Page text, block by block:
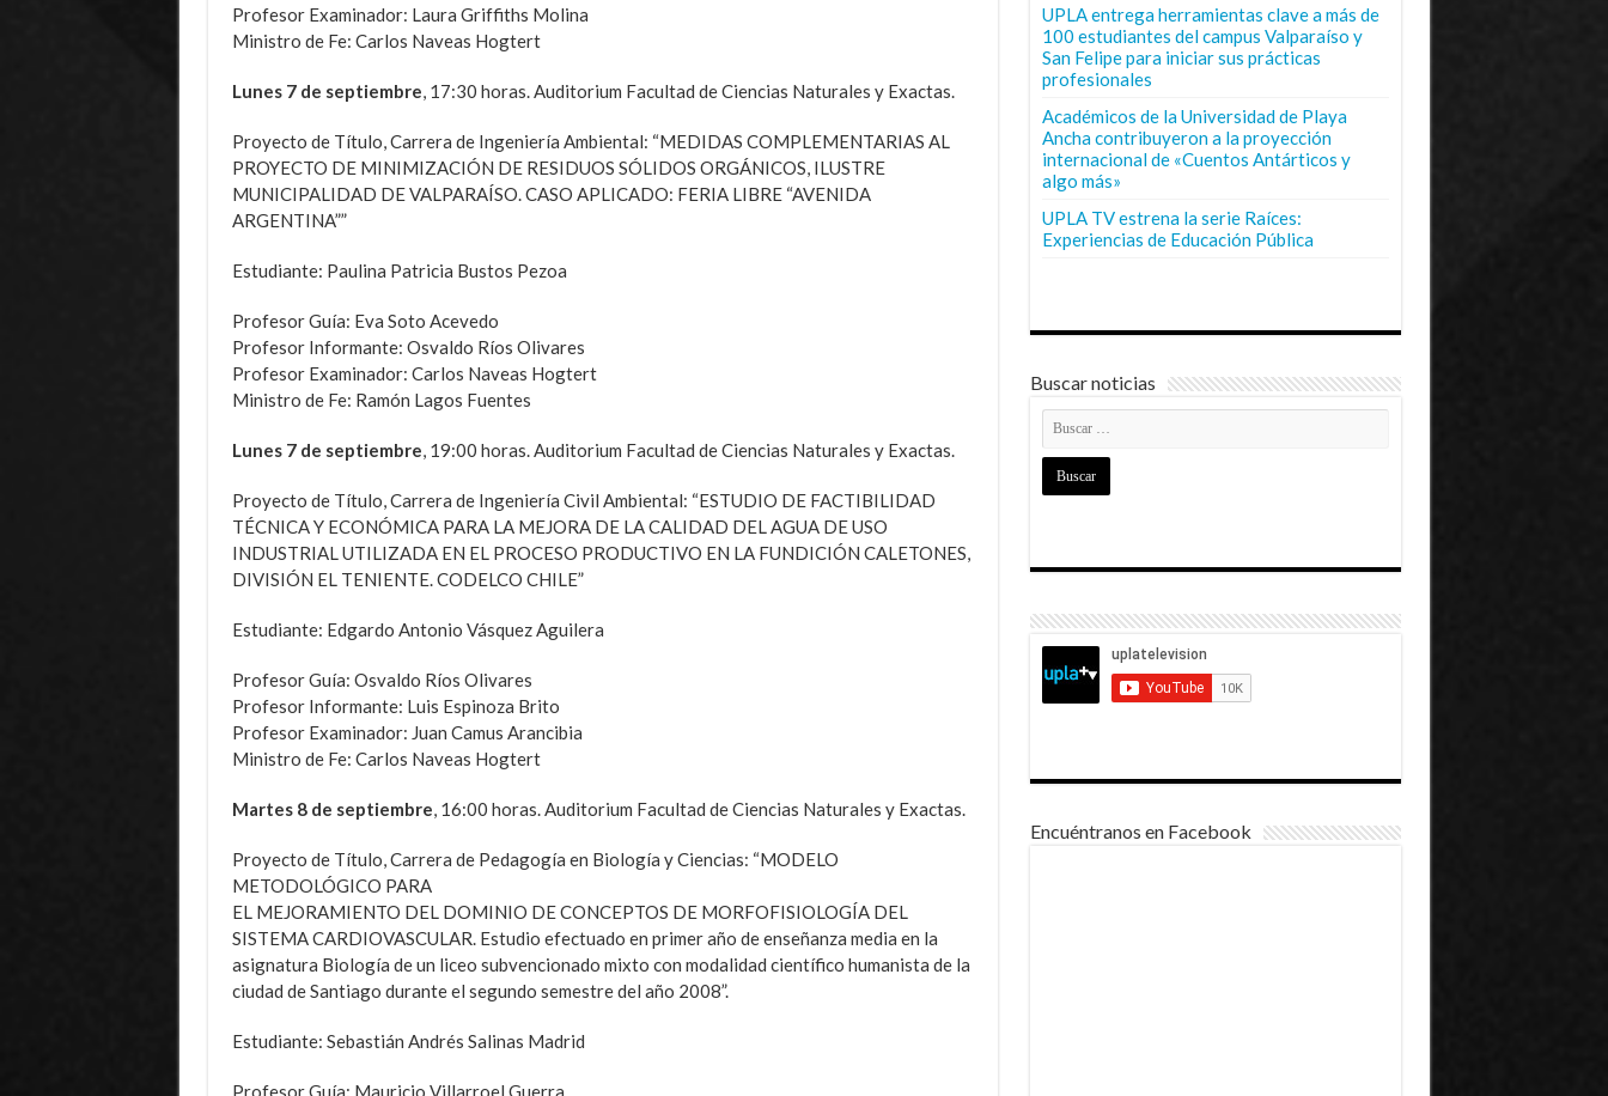
Profesor Examinador: Laura Griffiths Molina
Ministro de Fe: Carlos Naveas Hogtert
Lunes 7 de septiembre , 17:30 horas. Auditorium Facultad de Ciencias Naturales y Exactas.
Proyecto de Título, Carrera de Ingeniería Ambiental: “MEDIDAS COMPLEMENTARIAS AL
PROYECTO DE MINIMIZACIÓN DE RESIDUOS SÓLIDOS ORGÁNICOS, ILUSTRE
MUNICIPALIDAD DE VALPARAÍSO. CASO APLICADO: FERIA LIBRE “AVENIDA
ARGENTINA””
Estudiante: Paulina Patricia Bustos Pezoa
Profesor Guía: Eva Soto Acevedo
Profesor Informante: Osvaldo Ríos Olivares
Profesor Examinador: Carlos Naveas Hogtert
Ministro de Fe: Ramón Lagos Fuentes
Lunes 7 de septiembre , 19:00 horas. Auditorium Facultad de Ciencias Naturales y Exactas.
Proyecto de Título, Carrera de Ingeniería Civil Ambiental: “ESTUDIO DE FACTIBILIDAD
TÉCNICA Y ECONÓMICA PARA LA MEJORA DE LA CALIDAD DEL AGUA DE USO
INDUSTRIAL UTILIZADA EN EL PROCESO PRODUCTIVO EN LA FUNDICIÓN CALETONES,
DIVISIÓN EL TENIENTE. CODELCO CHILE”
Estudiante: Edgardo Antonio Vásquez Aguilera
Profesor Guía: Osvaldo Ríos Olivares
Profesor Informante: Luis Espinoza Brito
Profesor Examinador: Juan Camus Arancibia
Ministro de Fe: Carlos Naveas Hogtert
Martes 8 de septiembre , 16:00 horas. Auditorium Facultad de Ciencias Naturales y Exactas.
Proyecto de Título, Carrera de Pedagogía en Biología y Ciencias: “MODELO
METODOLÓGICO PARA
EL MEJORAMIENTO DEL DOMINIO DE CONCEPTOS DE MORFOFISIOLOGÍA DEL
SISTEMA CARDIOVASCULAR. Estudio efectuado en primer año de enseñanza media en la
asignatura Biología de un liceo subvencionado mixto con modalidad científico humanista de la
ciudad de Santiago durante el segundo semestre del año 2008”.
Estudiante: Sebastián Andrés Salinas Madrid
Profesor Guía: Mauricio Villarroel Guerra
UPLA entrega herramientas clave a más de
100 estudiantes del campus Valparaíso y
San Felipe para iniciar sus prácticas
profesionales
Académicos de la Universidad de Playa
Ancha contribuyeron a la proyección
internacional de «Cuentos Antárticos y
algo más»
UPLA TV estrena la serie Raíces:
Experiencias de Educación Pública
Buscar noticias
Encuéntranos en Facebook